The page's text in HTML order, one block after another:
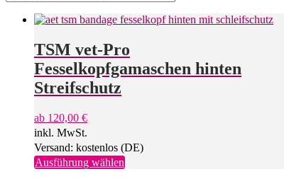
TSM vet-Pro
Fesselkopfgamaschen hinten
Streifschutz
ab 120,00 €
inkl. MwSt.
Versand: kostenlos (DE)
Ausführung wählenDieses